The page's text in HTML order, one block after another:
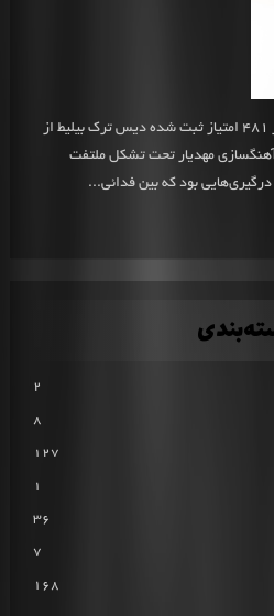
بیلیط از فدائیمیانگین امتیاز 10 از 481 امتیاز ثبت شده دیس ترک بیلیط از
در 30 خرداد ماه 1400 با آهنگسازی مهدیار تحت تشکل ملتفت
بود که بین فدائی...
2
8
127
1
36
7
168